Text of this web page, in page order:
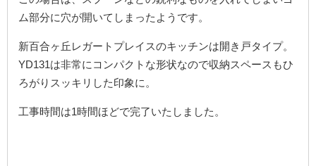
ム部分に穴が開いてしまったようです。
新百合ヶ丘レガートプレイスのキッチンは開き戸タイプ。
YD131は非常にコンパクトな形状なので収納スペースもひ
ろがりスッキリした印象に。
工事時間は1時間ほどで完了いたしました。